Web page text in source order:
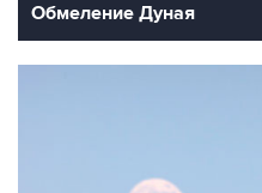
Обмеление Дуная